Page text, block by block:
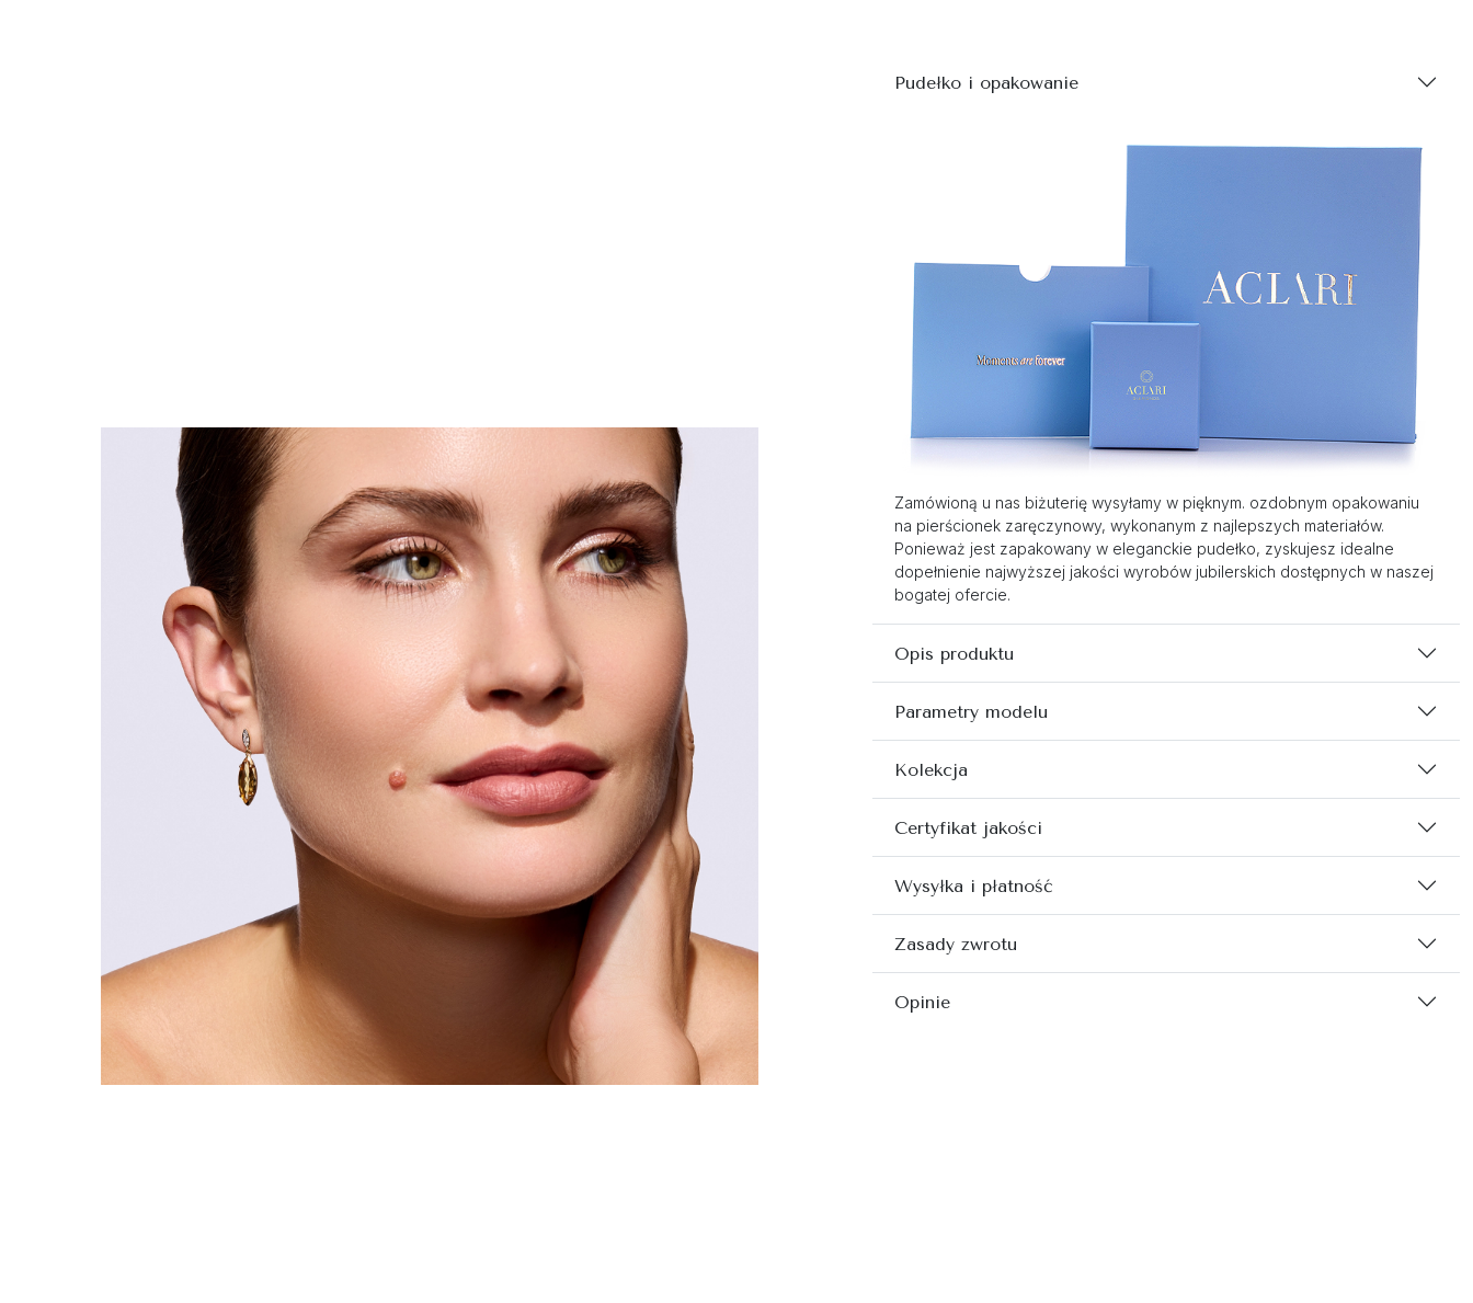
Pudełko i opakowanie
Zamówioną u nas biżuterię wysyłamy w pięknym. ozdobnym opakowaniu
na pierścionek zaręczynowy, wykonanym z najlepszych materiałów.
Ponieważ jest zapakowany w eleganckie pudełko, zyskujesz idealne
dopełnienie najwyższej jakości wyrobów jubilerskich dostępnych w naszej
bogatej ofercie.
Opis produktu
Parametry modelu
Kolekcja
Certyfikat jakości
Wysyłka i płatność
Zasady zwrotu
Opinie